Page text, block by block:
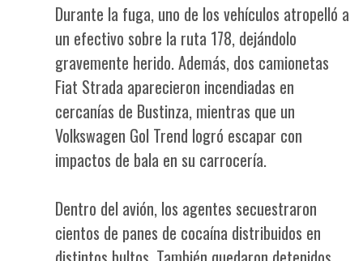
Durante la fuga, uno de los vehículos atropelló a
un efectivo sobre la ruta 178, dejándolo
gravemente herido. Además, dos camionetas
Fiat Strada aparecieron incendiadas en
cercanías de Bustinza, mientras que un
Volkswagen Gol Trend logró escapar con
impactos de bala en su carrocería.
Dentro del avión, los agentes secuestraron
cientos de panes de cocaína distribuidos en